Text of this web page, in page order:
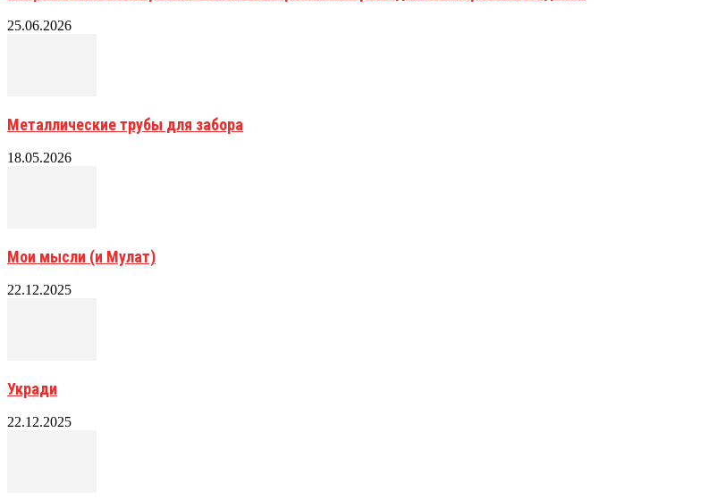
25.06.2026
Металлические трубы для забора
18.05.2026
Мои мысли (и Мулат)
22.12.2025
Укради
22.12.2025